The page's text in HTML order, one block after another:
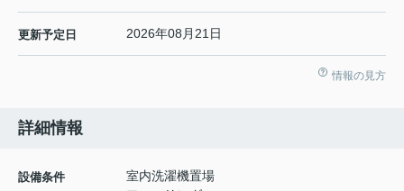
更新予定日 2026年08月21日
情報の見方
詳細情報
設備条件
室内洗濯機置場